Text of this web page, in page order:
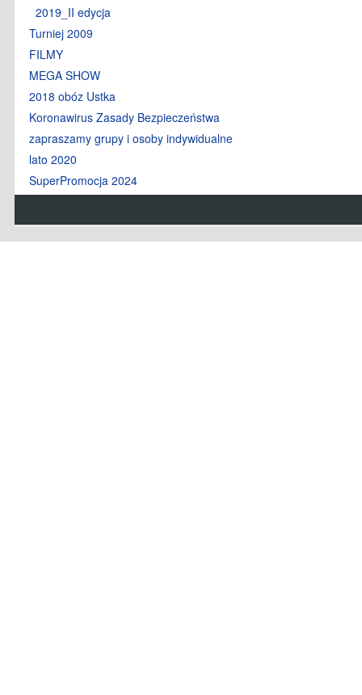
2019_II edycja
Turniej 2009
FILMY
MEGA SHOW
2018 obóz Ustka
Koronawirus Zasady Bezpieczeństwa
zapraszamy grupy i osoby indywidualne
lato 2020
SuperPromocja 2024